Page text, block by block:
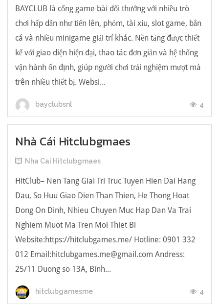
BAYCLUB là cổng game bài đổi thưởng với nhiều trò
chơi hấp dẫn như tiến lên, phỏm, tài xỉu, slot game, bắn
cá và nhiều minigame giải trí khác. Nền tảng được thiết
kế với giao diện hiện đại, thao tác đơn giản và hệ thống
vận hành ổn định, giúp người chơi trải nghiệm mượt mà
trên nhiều thiết bị. Websi...
bayclubsnl 4
Nhà Cái Hitclubgmaes
Nha Cai Hitclubgmaes
HitClub– Nen Tang Giai Tri Truc Tuyen Hien Dai Hang
Dau, So Huu Giao Dien Than Thien, He Thong Hoat
Dong On Dinh, Nhieu Chuyen Muc Hap Dan Va Trai
Nghiem Muot Ma Tren Moi Thiet Bi
Website:https://hitclubgames.me/ Hotline: 0901 332
012 Email:hitclubgames.me@gmail.com Andress:
25/11 Duong so 13A, Binh...
hitclubgamesme 4